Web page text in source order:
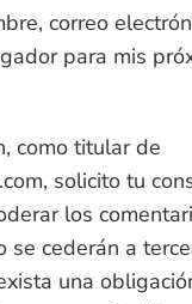
correo
para mis
como titular de
, solicito tu
los
se cederán a
una